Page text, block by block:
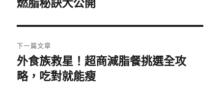
導
覽
文
章:
燃脂秘訣大公開
下一篇文章
下
一
外食族救星！超商減脂餐挑選全攻
略，吃對就能瘦